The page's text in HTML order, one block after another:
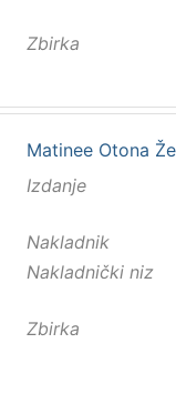
Zbirka
Matinee Otona
Izdanje
Nakladnik
Nakladnički niz
Zbirka